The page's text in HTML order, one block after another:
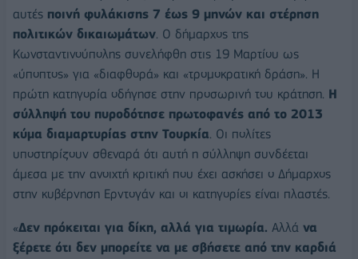
αυτές ποινή φυλάκισης 7 έως 9 μηνών και στέρηση
πολιτικών δικαιωμάτων. Ο δήμαρχος της
Κωνσταντινούπολης συνελήφθη στις 19 Μαρτίου ως
«ύποπτος» για «διαφθορά» και «τρομοκρατική δράση». Η
πρώτη κατηγορία οδήγησε στην προσωρινή του κράτηση. Η
σύλληψή του πυροδότησε πρωτοφανές από το 2013
κύμα διαμαρτυρίας στην Τουρκία. Οι πολίτες
υποστηρίζουν σθεναρά ότι αυτή η σύλληψη συνδέεται
άμεσα με την ανοιχτή κριτική που έχει ασκήσει ο Δήμαρχος
στην κυβέρνηση Ερντογάν και οι κατηγορίες είναι πλαστές.
«Δεν πρόκειται για δίκη, αλλά για τιμωρία. Αλλά να
ξέρετε ότι δεν μπορείτε να με σβήσετε από την καρδιά